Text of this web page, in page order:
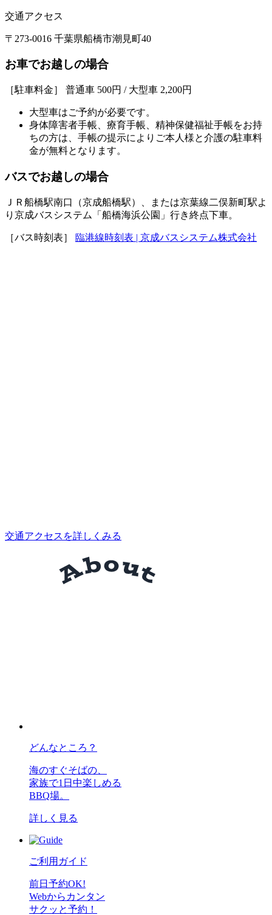
交通アクセス
〒273-0016 千葉県船橋市潮見町40
お車でお越しの場合
［駐車料金］ 普通車 500円 / 大型車 2,200円
大型車はご予約が必要です。
身体障害者手帳、療育手帳、精神保健福祉手帳をお持
ちの方は、手帳の提示によりご本人様と介護の駐車料
金が無料となります。
バスでお越しの場合
ＪＲ船橋駅南口（京成船橋駅）、または京葉線二俣新町駅よ
り京成バスシステム「船橋海浜公園」行き終点下車。
［バス時刻表］ 臨港線時刻表 | 京成バスシステム株式会社
交通アクセスを詳しくみる
どんなところ？
海のすぐそばの、
家族で1日中楽しめる
BBQ場。
詳しく見る
ご利用ガイド
前日予約OK!
Webからカンタン
サクッと予約！